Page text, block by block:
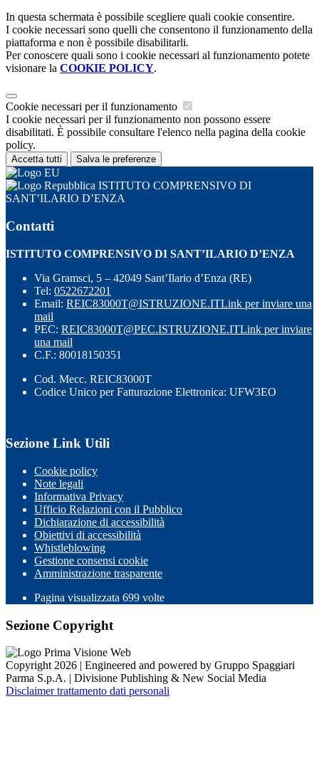
In questa schermata è possibile scegliere quali cookie consentire.
I cookie necessari sono quelli che consentono il funzionamento della
piattaforma e non è possibile disabilitarli.
Per conoscere quali sono i cookie necessari al funzionamento potete
visionare la COOKIE POLICY.
Cookie necessari per il funzionamento
I cookie necessari per il funzionamento non possono essere
disabilitati. È possibile consultare l'elenco nella pagina della cookie
policy.
Accetta tutti Salva le preferenze
ISTITUTO COMPRENSIVO DI
SANT’ILARIO D’ENZA
Contatti
ISTITUTO COMPRENSIVO DI SANT’ILARIO D’ENZA
Via Gramsci, 5 – 42049 Sant’Ilario d’Enza (RE)
Tel: 0522672201
Email: REIC83000T@ISTRUZIONE.ITLink per inviare una
mail
PEC: REIC83000T@PEC.ISTRUZIONE.ITLink per inviare
una mail
C.F.: 80018150351
Cod. Mecc. REIC83000T
Codice Unico per Fatturazione Elettronica: UFW3EO
Sezione Link Utili
Cookie policy
Note legali
Informativa Privacy
Ufficio Relazioni con il Pubblico
Dichiarazione di accessibilità
Obiettivi di accessibilità
Whistleblowing
Gestione consensi cookie
Amministrazione trasparente
Pagina visualizzata 699 volte
Sezione Copyright
Copyright 2026 | Engineered and powered by Gruppo Spaggiari
Parma S.p.A. | Divisione Publishing & New Social Media
Disclaimer trattamento dati personali